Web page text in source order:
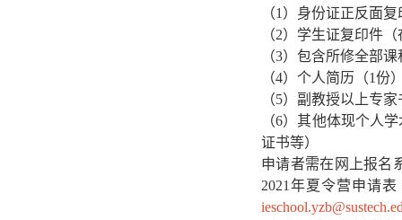
（1）身份证正反面
（2）学生证复印件
（3）包含所修全部
（4）个人简历（1份
（5）副教授以上专
（6）其他体现个人
证书等）
申请者需在网上报名
2021年夏令营申请